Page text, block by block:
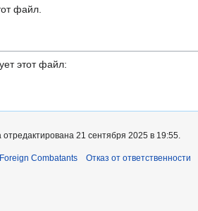
файл.
этот файл:
21 сентября 2025 в 19:55.
Combatants Отказ от ответственности